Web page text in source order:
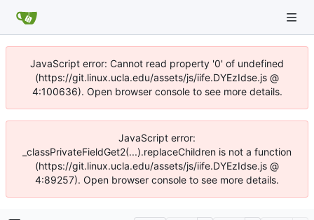
JavaScript error: Cannot read property '0' of undefined
(https://git.linux.ucla.edu/assets/js/iife.DYEzIdse.js @
4:100636). Open browser console to see more details.
JavaScript error:
_classPrivateFieldGet2(...).replaceChildren is not a function
(https://git.linux.ucla.edu/assets/js/iife.DYEzIdse.js @
4:89257). Open browser console to see more details.